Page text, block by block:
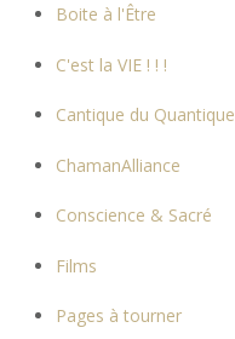
Boite à l'Être
C'est la VIE ! ! !
Cantique du Quantique
ChamanAlliance
Conscience & Sacré
Films
Pages à tourner